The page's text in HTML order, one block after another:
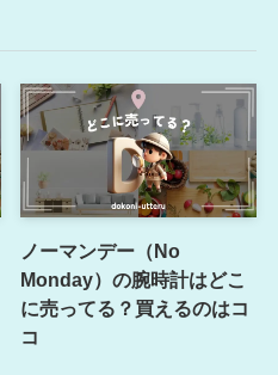
ノーマンデー（No
Monday）の腕時計はどこ
に売ってる？買えるのはコ
コ